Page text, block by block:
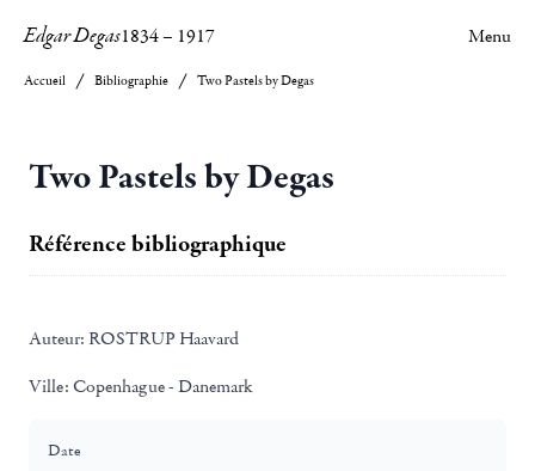
Edgar Degas1834– 1917 Menu
Accueil Bibliographie Two Pastels by Degas
Two Pastels by Degas
Référence bibliographique
Auteur: ROSTRUP Haavard
Ville: Copenhague - Danemark
Date